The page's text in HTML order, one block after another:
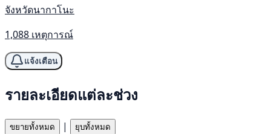
จังหวัดนากาโนะ
1,088 เหตุการณ์
แจ้งเตือน
รายละเอียดแต่ละช่วง
ขยายทั้งหมด | ยุบทั้งหมด